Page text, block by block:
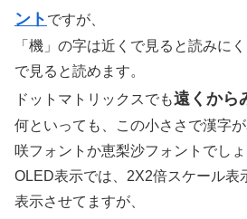
ント ですが、
「機」の字は近くで見ると読みに
で見ると読めます。
ドットマトリックスでも遠くから
何といっても、この小ささで漢字
咲フォントか恵梨沙フォントでしょ
OLED表示では、2X2倍スケール表
表示させてますが、